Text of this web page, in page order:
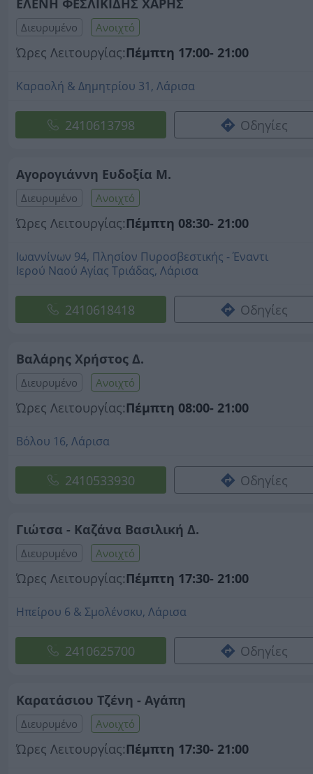
ΕΛΕΝΗ ΦΕΣΛΙΚΙΔΗΣ ΧΑΡΗΣ
Διευρυμένο Ανοιχτό
Ώρες Λειτουργίας:Πέμπτη 17:00- 21:00
Καραολή & Δημητρίου 31, Λάρισα
2410613798 Οδηγίες
Αγορογιάννη Ευδοξία Μ.
Διευρυμένο Ανοιχτό
Ώρες Λειτουργίας:Πέμπτη 08:30- 21:00
Ιωαννίνων 94, Πλησίον Πυροσβεστικής - Έναντι
Ιερού Ναού Αγίας Τριάδας, Λάρισα
2410618418 Οδηγίες
Βαλάρης Χρήστος Δ.
Διευρυμένο Ανοιχτό
Ώρες Λειτουργίας:Πέμπτη 08:00- 21:00
Βόλου 16, Λάρισα
2410533930 Οδηγίες
Γιώτσα - Καζάνα Βασιλική Δ.
Διευρυμένο Ανοιχτό
Ώρες Λειτουργίας:Πέμπτη 17:30- 21:00
Ηπείρου 6 & Σμολένσκυ, Λάρισα
2410625700 Οδηγίες
Καρατάσιου Τζένη - Αγάπη
Διευρυμένο Ανοιχτό
Ώρες Λειτουργίας:Πέμπτη 17:30- 21:00